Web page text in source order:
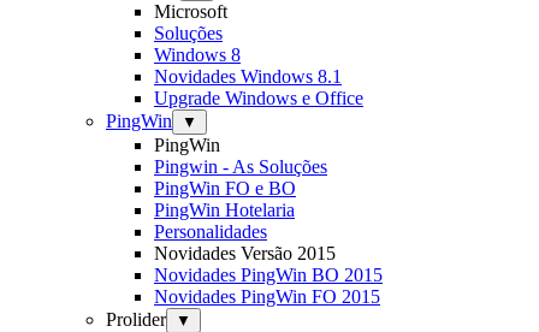
Microsoft
Soluções
Windows 8
Novidades Windows 8.1
Upgrade Windows e Office
PingWin
▼
PingWin
Pingwin - As Soluções
PingWin FO e BO
PingWin Hotelaria
Personalidades
Novidades Versão 2015
Novidades PingWin BO 2015
Novidades PingWin FO 2015
Prolider
▼